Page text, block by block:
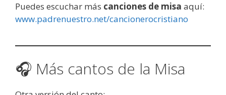
Puedes escuchar más canciones de misa aquí:
www.padrenuestro.net/cancionerocristiano
🎧 Más cantos de la Misa